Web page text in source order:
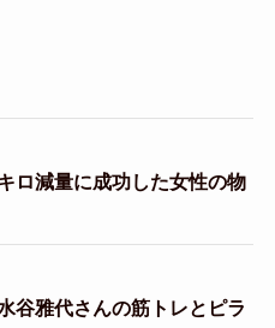
ロ減量に成功した女性の物
谷雅代さんの筋トレとピラ